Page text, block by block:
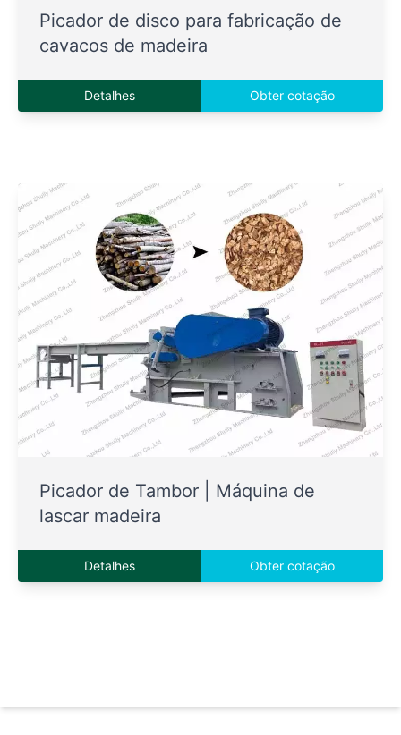
Picador de disco para fabricação de
cavacos de madeira
Detalhes Obter cotação
Picador de Tambor | Máquina de
lascar madeira
Detalhes Obter cotação